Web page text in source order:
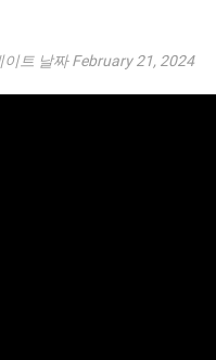
이트 날짜 February 21, 2024